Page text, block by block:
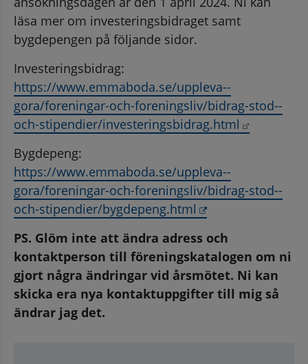
läsa mer om investeringsbidraget samt
bygdepengen på följande sidor.
https://www.emmaboda.se/uppleva--
gora/foreningar-och-foreningsliv/bidrag-stod--
och-stipendier/investeringsbidrag.html
https://www.emmaboda.se/uppleva--
gora/foreningar-och-foreningsliv/bidrag-stod--
och-stipendier/bygdepeng.html
Länk till annan
PS. Glöm inte att ändra adress och
kontaktperson till föreningskatalogen om ni
gjort några ändringar vid årsmötet. Ni kan
skicka era nya kontaktuppgifter till mig så
ändrar jag det.